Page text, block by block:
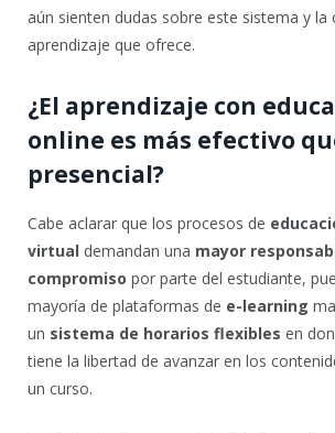
aún sienten dudas sobre este sistema y la
aprendizaje que ofrece.
¿El aprendizaje con
online es más efectivo
presencial?
Cabe aclarar que los procesos de
virtual demandan una mayor
compromiso por parte del estudiante,
mayoría de plataformas de e-learning
un sistema de horarios flexibles en
tiene la libertad de avanzar en los
un curso.